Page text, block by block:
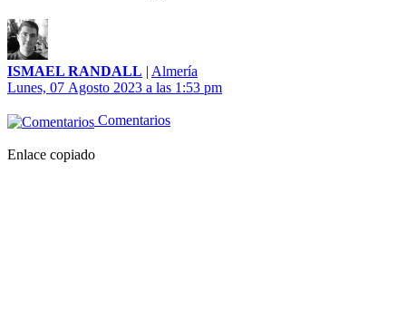
ISMAEL RANDALL | Almería
Lunes, 07 Agosto 2023 a las 1:53 pm
Comentarios
Enlace copiado